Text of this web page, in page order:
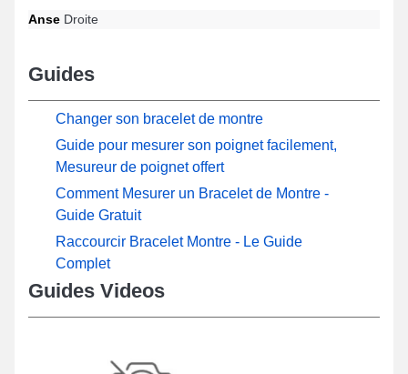
Anse Droite
Guides
Changer son bracelet de montre
Guide pour mesurer son poignet facilement,
Mesureur de poignet offert
Comment Mesurer un Bracelet de Montre -
Guide Gratuit
Raccourcir Bracelet Montre - Le Guide
Complet
Guides Videos